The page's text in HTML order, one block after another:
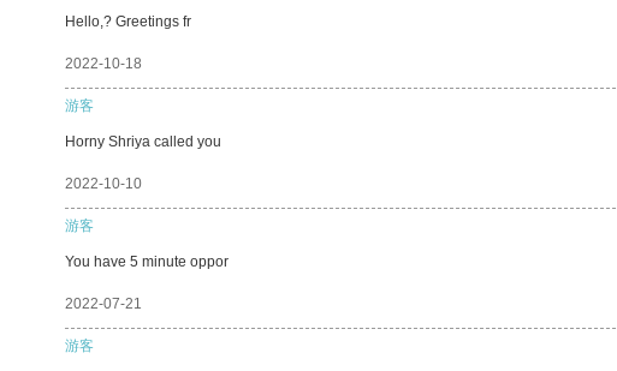
Hello,? Greetings fr
2022-10-18
游客
Horny Shriya called you
2022-10-10
游客
You have 5 minute oppor
2022-07-21
游客